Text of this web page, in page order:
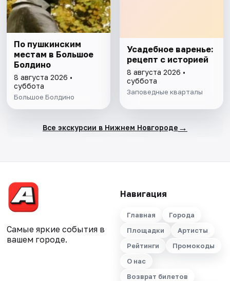
По пушкинским
местам в Большое
Болдино
8 августа 2026 •
суббота
Большое Болдино
Усадебное варенье:
рецепт с историей
8 августа 2026 •
суббота
Заповедные кварталы
Все экскурсии в Нижнем Новгороде →
Самые яркие события в
вашем городе.
Навигация
Главная
Города
Площадки
Артисты
Рейтинги
Промокоды
О нас
Возврат билетов